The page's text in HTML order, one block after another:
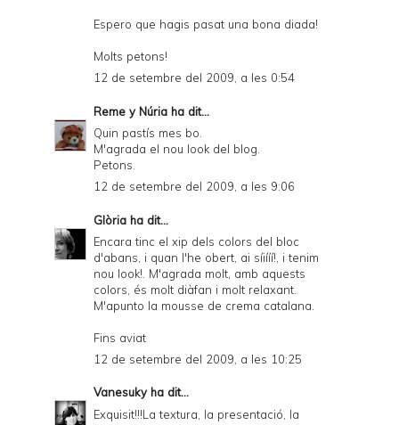
Espero que hagis pasat una bona diada!
Molts petons!
12 de setembre del 2009, a les 0:54
Reme y Núria ha dit...
Quin pastís mes bo.
M'agrada el nou look del blog.
Petons.
12 de setembre del 2009, a les 9:06
Glòria ha dit...
Encara tinc el xip dels colors del bloc
d'abans, i quan l'he obert, ai síiííí!, i tenim
nou look!. M'agrada molt, amb aquests
colors, és molt diàfan i molt relaxant.
M'apunto la mousse de crema catalana.
Fins aviat
12 de setembre del 2009, a les 10:25
Vanesukyha dit...
Exquisit!!!La textura, la presentació, la